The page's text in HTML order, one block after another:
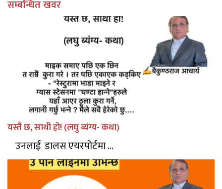
सम्बन्धित खवर
यस्तै छ, साथी हो! (लघु ब्यंग्य- कथा)
उनलाई डालस एयरपोर्टमा ...